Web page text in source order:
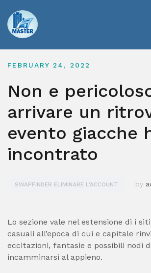
content
FEBRUARY 24, 2022
Non e
arrivare un
evento giacche
incontrato
SWAPFINDER ELIMINARE L'ACCOUNT by
Lo sezione vale nel estensione di i
casuali all’epoca di cui e capitale
eccitazioni, fantasie e possibili nodi
incamminarsi al appieno.